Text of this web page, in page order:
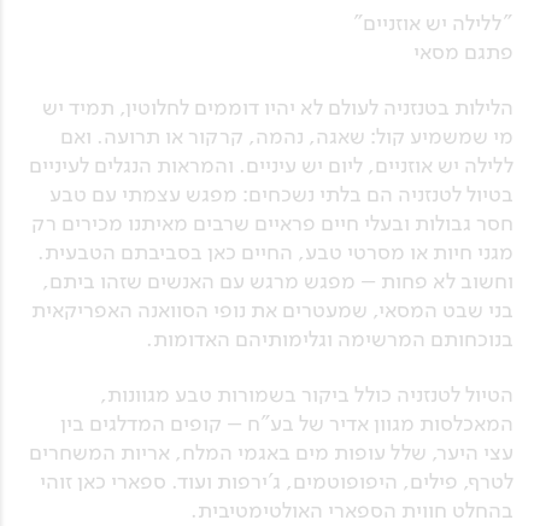
"ללילה יש אוזניים"
פתגם מסאי
הלילות בטנזניה לעולם לא יהיו דוממים לחלוטין, תמיד יש
מי שמשמיע קול: שאגה, נהמה, קרקור או תרועה. ואם
ללילה יש אוזניים, ליום יש עיניים. והמראות הנגלים לעיניים
בטיול לטנזניה הם בלתי נשכחים: מפגש עצמתי עם טבע
חסר גבולות ובעלי חיים פראיים שרבים מאיתנו מכירים רק
מגני חיות או מסרטי טבע, החיים כאן בסביבתם הטבעית.
וחשוב לא פחות – מפגש מרגש עם האנשים שזהו ביתם,
בני שבט המסאי, שמעטרים את נופי הסוואנה האפריקאית
בנוכחותם המרשימה וגלימותיהם האדומות.
הטיול לטנזניה כולל ביקור בשמורות טבע מגוונות,
המאכלסות מגוון אדיר של בע"ח – קופים המדלגים בין
עצי היער, שלל עופות מים באגמי המלח, אריות המשחרים
לטרף, פילים, היפופוטמים, ג'ירפות ועוד. ספארי כאן זוהי
בהחלט חווית הספארי האולטימטיבית.